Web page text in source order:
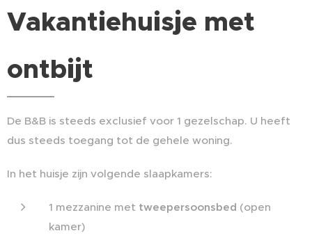
Vakantiehuisje met
ontbijt
De B&B is steeds exclusief voor 1 gezelschap. U heeft
dus steeds toegang tot de gehele woning.
In het huisje zijn volgende slaapkamers:
1 mezzanine met tweepersoonsbed (open
kamer)